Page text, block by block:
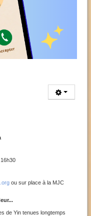
ou sur place à la MJC
de Yin tenues longtemps